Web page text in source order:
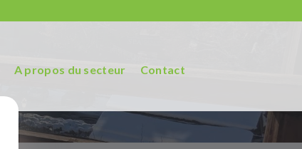
A propos du secteur Contact